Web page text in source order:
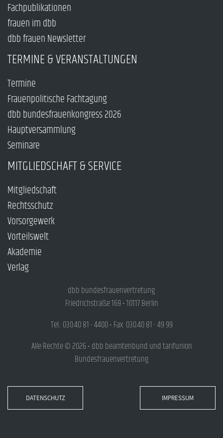
Fachpublikationen
frauen im dbb
dbb frauen Newsletter
TERMINE & VERANSTALTUNGEN
Termine
Frauenpolitische Fachtagung
dbb bundesfrauenkongress 2026
Hauptversammlung
Seminare
MITGLIEDSCHAFT & SERVICE
Mitgliedschaft
Rechtsschutz
Vorsorgewerk
Vorteilswelt
Akademie
Verlag
dbb bundesfrauenvertretung
Friedrichstraße 169 • 10117 Berlin
Tel.: 030.40 81 - 4400 • Fax: 030.40 81 - 49 99
Alle Rechte © 2026 • dbb beamtenbund und tarifunion
Bundesfrauenvertretung
DATENSCHUTZ IMPRESSUM